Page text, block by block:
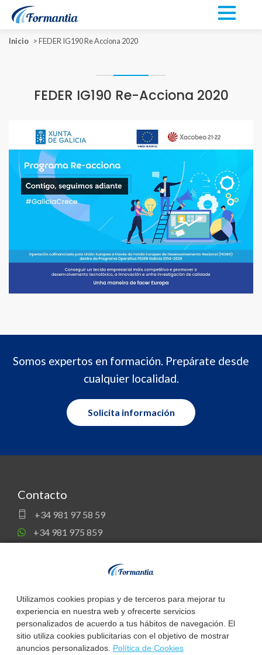
Utilizamos cookies propias y de terceros para mejorar tu
experiencia en nuestra web y ofrecerte servicios
personalizados de acuerdo a tus hábitos de navegación. El
sitio utiliza cookies publicitarias con el objetivo de mostrar
anuncios personalizados. Política de Cookies
Inicio >FEDER IG190 Re Acciona 2020
FEDER IG190 Re-Acciona 2020
Somos expertos en formación. Prepárate desde
cualquier localidad.
Solicita información
Contacto
+34 981 97 58 59
+34 981 975 859